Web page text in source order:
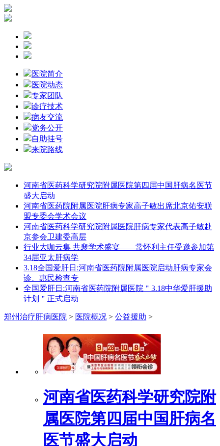
医院简介
医院动态
专家团队
诊疗技术
病友交流
党务公开
自助挂号
来院路线
河南省医药科学研究院附属医院第四届中国肝病名医节
盛大启动
河南省医药院附属医院肝病专家高子敏出席北京佑安联
盟专委会学术会议
河南省医药科学研究院附属医院肝病专家代表高子敏赴
京参会卫建委高层
行业大咖云集 共襄学术盛宴——常怀利主任受邀参加第
34届亚太肝病学
3.18全国爱肝日:河南省医药院附属医院启动肝病专家会
诊、惠民检查专
全国爱肝日:河南省医药院附属医院＂3.18中华爱肝援助
计划＂正式启动
郑州治疗肝病医院 > 医院概况 > 公益援助 >
河南省医药科学研究院附
属医院第四届中国肝病名
医节盛大启动